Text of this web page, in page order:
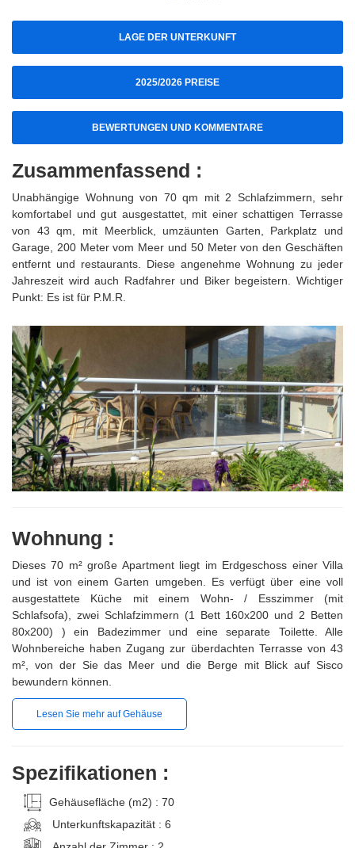
LAGE DER UNTERKUNFT
2025/2026 PREISE
BEWERTUNGEN UND KOMMENTARE
Zusammenfassend :
Unabhängige Wohnung von 70 qm mit 2 Schlafzimmern, sehr
komfortabel und gut ausgestattet, mit einer schattigen Terrasse
von 43 qm, mit Meerblick, umzäunten Garten, Parkplatz und
Garage, 200 Meter vom Meer und 50 Meter von den Geschäften
entfernt und restaurants. Diese angenehme Wohnung zu jeder
Jahreszeit wird auch Radfahrer und Biker begeistern. Wichtiger
Punkt: Es ist für P.M.R.
Wohnung :
Dieses 70 m² große Apartment liegt im Erdgeschoss einer Villa
und ist von einem Garten umgeben. Es verfügt über eine voll
ausgestattete Küche mit einem Wohn- / Esszimmer (mit
Schlafsofa), zwei Schlafzimmern (1 Bett 160x200 und 2 Betten
80x200) ) ein Badezimmer und eine separate Toilette. Alle
Wohnbereiche haben Zugang zur überdachten Terrasse von 43
m², von der Sie das Meer und die Berge mit Blick auf Sisco
bewundern können.
Lesen Sie mehr auf Gehäuse
Spezifikationen :
Gehäusefläche (m2) : 70
Unterkunftskapazität : 6